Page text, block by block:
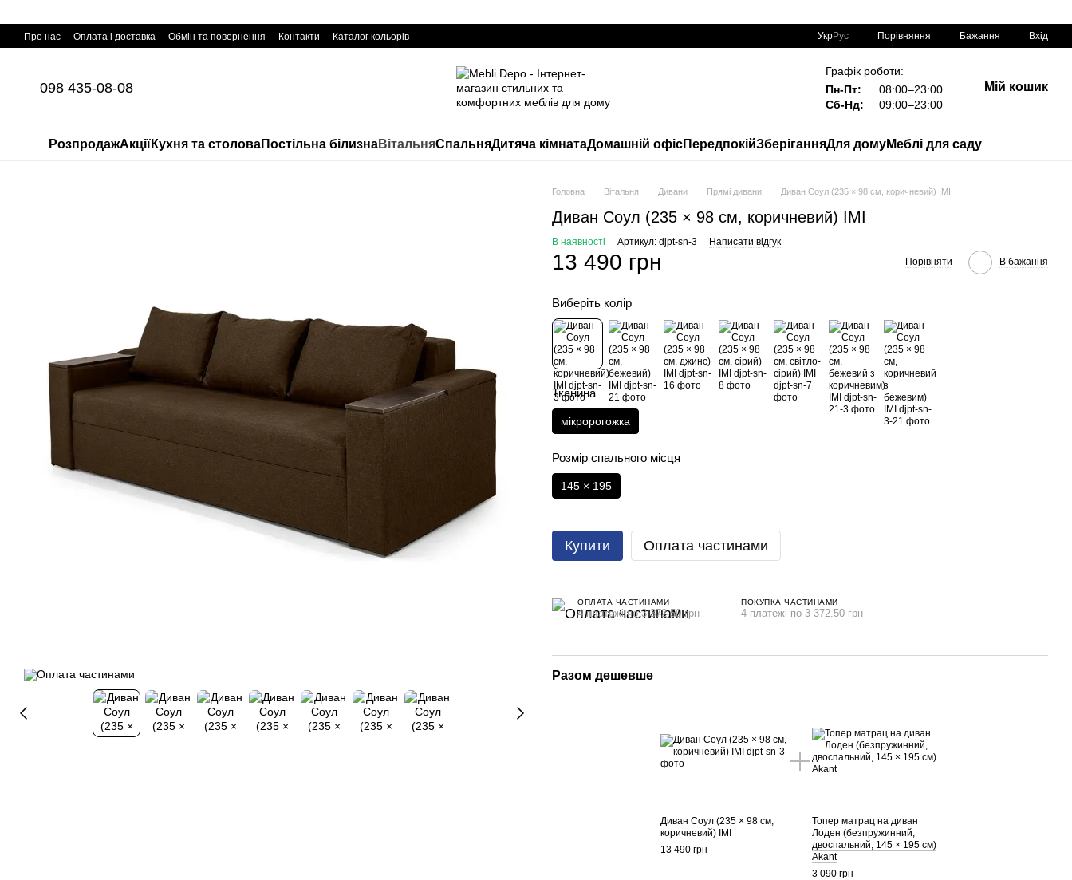
Про нас Оплата і доставка Обмін та повернення Контакти Каталог кольорів УкрРус Порівняння Бажання Вхід
098 435-08-08
Графік роботи:
Пн-Пт:
08:00–23:00
Сб-Нд:
09:00–23:00
Мій кошик
РозпродажАкціїКухня та столоваПостільна білизнаВітальняСпальняДитяча кімнатаДомашній офісПередпокійЗберіганняДля домуМеблі для саду
Головна Вітальня Дивани Прямі дивани Диван Соул (235 × 98 см, коричневий) IMI
Диван Соул (235 × 98 см, коричневий) IMI
В наявності Артикул: djpt-sn-3 Написати відгук
13 490 грн Порівняти В бажання
Виберіть колір
Тканина
мікророгожка
Розмір спального місця
145 × 195
Купити Оплата частинами
ОПЛАТА ЧАСТИНАМИ
4 платежі по 3 372.50 грн
ПОКУПКА ЧАСТИНАМИ
4 платежі по 3 372.50 грн
Разом дешевше
Диван Соул (235 × 98 см,
коричневий) IMI
13 490 грн
Топер матрац на диван
Лоден (безпружинний,
двоспальний, 145 × 195 см)
Akant
3 090 грн